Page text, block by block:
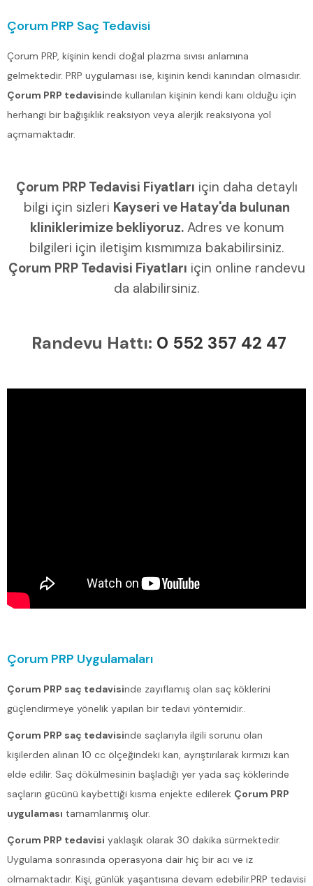
Çorum PRP Saç Tedavisi
Çorum PRP, kişinin kendi doğal plazma sıvısı anlamına
gelmektedir. PRP uygulaması ise, kişinin kendi kanından olmasıdır.
Çorum PRP tedavisinde kullanılan kişinin kendi kanı olduğu için
herhangi bir bağışıklık reaksiyon veya alerjik reaksiyona yol
açmamaktadır.
Çorum PRP Tedavisi Fiyatları için daha detaylı
bilgi için sizleri Kayseri ve Hatay'da bulunan
kliniklerimize bekliyoruz.Adres ve konum
bilgileri için iletişim kısmımıza bakabilirsiniz.
Çorum PRP Tedavisi Fiyatları için online randevu
da alabilirsiniz.
Randevu Hattı: 0 552 357 42 47
Çorum PRP Uygulamaları
Çorum PRP saç tedavisinde zayıflamış olan saç köklerini
güçlendirmeye yönelik yapılan bir tedavi yöntemidir..
Çorum PRP saç tedavisinde saçlarıyla ilgili sorunu olan
kişilerden alınan 10 cc ölçeğindeki kan, ayrıştırılarak kırmızı kan
elde edilir. Saç dökülmesinin başladığı yer yada saç köklerinde
saçların gücünü kaybettiği kısma enjekte edilerek Çorum PRP
uygulaması tamamlanmış olur.
Çorum PRP tedavisi yaklaşık olarak 30 dakika sürmektedir.
Uygulama sonrasında operasyona dair hiç bir acı ve iz
olmamaktadır. Kişi, günlük yaşantısına devam edebilir.PRP tedavisi